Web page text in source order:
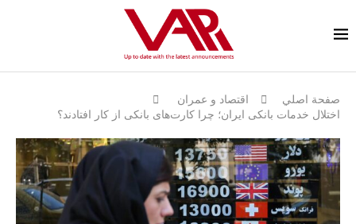
صفحة اصلي
اقتصاد و عمران
اختلال خدمات بانکی ایران؛ چرا کارت‌های بانکی از کار افتادند؟